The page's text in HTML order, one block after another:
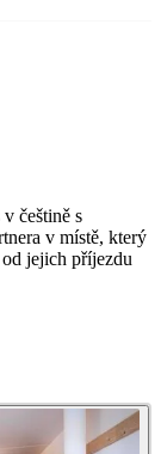
češtině s
v místě, který
jejich příjezdu